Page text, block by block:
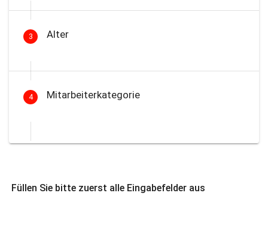
3 Alter
4 Mitarbeiterkategorie
Füllen Sie bitte zuerst alle Eingabefelder aus